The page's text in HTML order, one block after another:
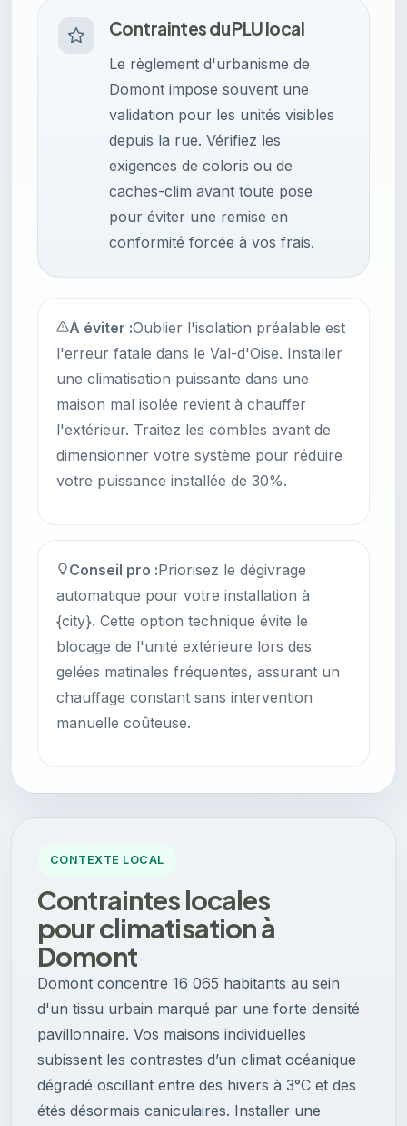
Contraintes du PLU local
Le règlement d'urbanisme de
Domont impose souvent une
validation pour les unités visibles
depuis la rue. Vérifiez les
exigences de coloris ou de
caches-clim avant toute pose
pour éviter une remise en
conformité forcée à vos frais.
À éviter :Oublier l'isolation préalable est
l'erreur fatale dans le Val-d'Oise. Installer
une climatisation puissante dans une
maison mal isolée revient à chauffer
l'extérieur. Traitez les combles avant de
dimensionner votre système pour réduire
votre puissance installée de 30%.
Conseil pro :Priorisez le dégivrage
automatique pour votre installation à
{city}. Cette option technique évite le
blocage de l'unité extérieure lors des
gelées matinales fréquentes, assurant un
chauffage constant sans intervention
manuelle coûteuse.
CONTEXTE LOCAL
Contraintes locales
pour climatisation à
Domont
Domont concentre 16 065 habitants au sein
d'un tissu urbain marqué par une forte densité
pavillonnaire. Vos maisons individuelles
subissent les contrastes d’un climat océanique
dégradé oscillant entre des hivers à 3°C et des
étés désormais caniculaires. Installer une